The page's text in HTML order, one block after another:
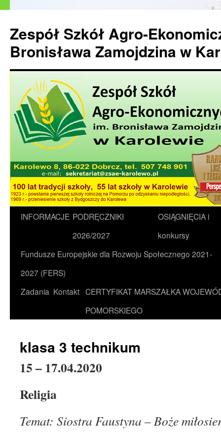
treści
Zespół Szkół Agro-
Bronisława Zamojdzina w
INFORMACJE PODRĘCZNIKI
2026/2027
OSIĄGNIĘCIA i
konkursy
Fundusze Europejskie dla Rozwoju Społecznego 2021-
2027 (FERS)
Zadania Kontakt CERTYFIKAT MARSZAŁKA
POMORSKIEGO
klasa 3 technikum
15 – 17.04.2020
Religia
Temat: Siostra Faustyna – Boże